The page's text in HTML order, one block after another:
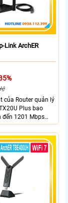
Link ArchER
Router quản lý
Plus bao
đến 1201 Mbps
GHz và 574 Mbps
GHz. công nghệ
Beamforming và
hiệu suất cao và
Wi-Fi của bạn.